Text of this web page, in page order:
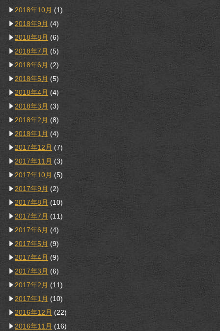
2018年10月 (1)
2018年9月 (4)
2018年8月 (6)
2018年7月 (5)
2018年6月 (2)
2018年5月 (5)
2018年4月 (4)
2018年3月 (3)
2018年2月 (8)
2018年1月 (4)
2017年12月 (7)
2017年11月 (3)
2017年10月 (5)
2017年9月 (2)
2017年8月 (10)
2017年7月 (11)
2017年6月 (4)
2017年5月 (9)
2017年4月 (9)
2017年3月 (6)
2017年2月 (11)
2017年1月 (10)
2016年12月 (22)
2016年11月 (16)